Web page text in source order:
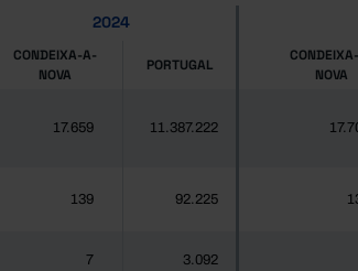
2024
CONDEIXA-A-
NOVA
PORTUGAL
NOVA
17.659 11.387.222
139 92.225
7 3.092